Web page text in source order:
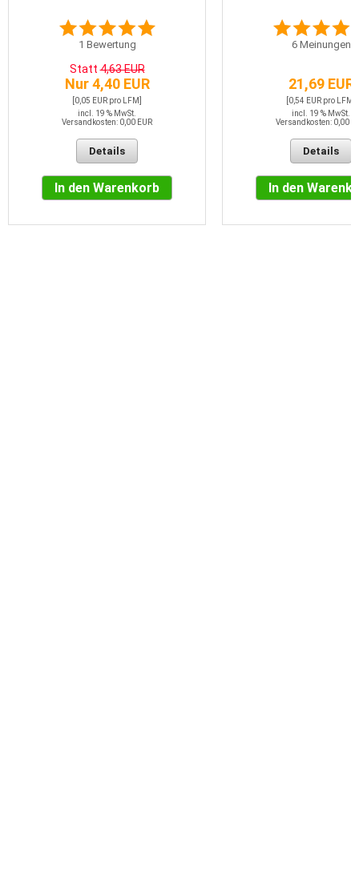
1 Bewertung
Statt4,63 EUR
Nur 4,40 EUR
[0,05 EUR pro LFM]
incl. 19 % MwSt.
Versandkosten: 0,00 EUR
Details
In den Warenkorb
6Meinungen
21,69 EUR
[0,54 EUR pro LFM]
incl. 19 % MwSt.
Versandkosten: 0,00
Details
In den